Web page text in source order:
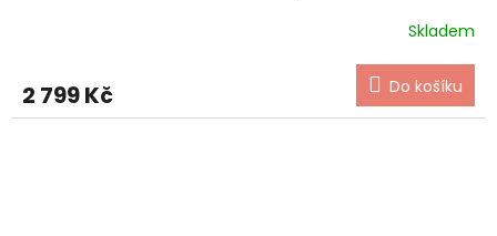
Skladem
2 799 Kč Do košíku